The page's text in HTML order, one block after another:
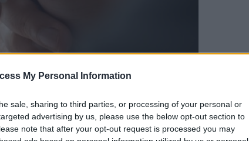
My Personal Information
sale, sharing to third parties, or processing of your personal or
advertising by us, please use the below opt-out section to
note that after your opt-out request is processed you may
vevők
a